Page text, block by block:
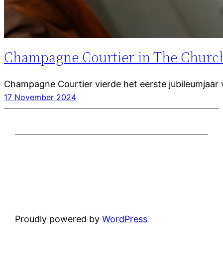
Champagne Courtier in The
Champagne Courtier vierde het eerste
17 November 2024
Proudly powered byWordPress